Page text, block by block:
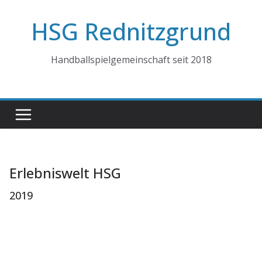
springenHSG Rednitzgrund
Handballspielgemeinschaft seit 2018
Erlebniswelt HSG
2019